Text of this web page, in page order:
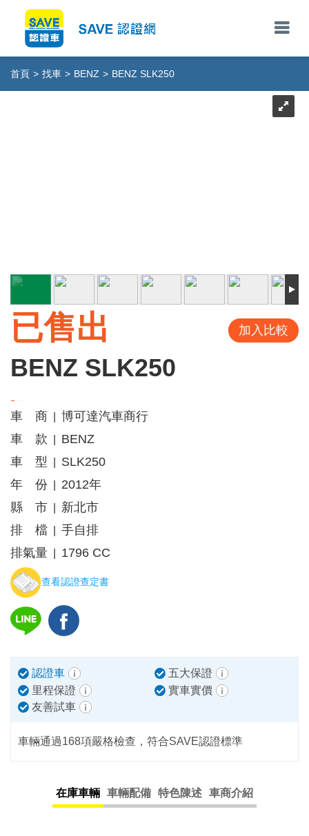
首頁 > 找車 > BENZ > BENZ SLK250
已售出 加入比較
BENZ SLK250
車 商
博可達汽車商行
車 款
BENZ
車 型
SLK250
年 份
2012年
縣 市
新北市
排 檔
手自排
排氣量
1796 CC
查看認證查定書
認證車
五大保證
里程保證
實車實價
友善試車
車輛通過168項嚴格檢查，符合SAVE認證標準
在庫車輛 車輛配備 特色陳述 車商介紹